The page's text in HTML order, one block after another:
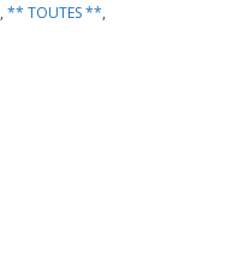
,** TOUTES **,